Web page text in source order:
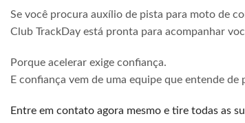
Se você procura auxílio de pista para moto de
Club TrackDay está pronta para acompanhar
Porque acelerar exige confiança.
E confiança vem de uma equipe que entende de
Entre em contato agora mesmo e tire todas as